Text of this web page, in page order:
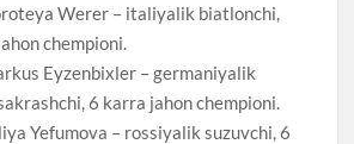
Werer – italiyalik biatlonchi,
chempioni.
Eyzenbixler – germaniyalik
6 karra jahon chempioni.
Yefumova – rossiyalik suzuvchi, 6